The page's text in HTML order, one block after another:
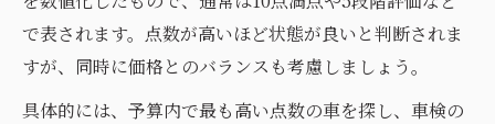
で表されます。点数が高いほど状態が良いと判断されま
すが、同時に価格とのバランスも考慮しましょう。
具体的には、予算内で最も高い点数の車を探し、車検の